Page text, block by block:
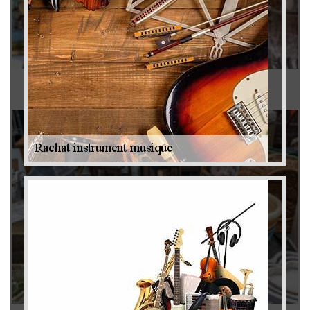
Antiquaire 79